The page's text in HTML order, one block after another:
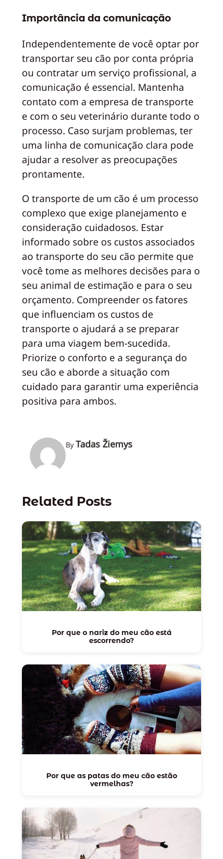
Importância da comunicação
Independentemente de você optar por
transportar seu cão por conta própria
ou contratar um serviço profissional, a
comunicação é essencial. Mantenha
contato com a empresa de transporte
e com o seu veterinário durante todo o
processo. Caso surjam problemas, ter
uma linha de comunicação clara pode
ajudar a resolver as preocupações
prontamente.
O transporte de um cão é um processo
complexo que exige planejamento e
consideração cuidadosos. Estar
informado sobre os custos associados
ao transporte do seu cão permite que
você tome as melhores decisões para o
seu animal de estimação e para o seu
orçamento. Compreender os fatores
que influenciam os custos de
transporte o ajudará a se preparar
para uma viagem bem-sucedida.
Priorize o conforto e a segurança do
seu cão e aborde a situação com
cuidado para garantir uma experiência
positiva para ambos.
By Tadas Žiemys
Related Posts
Por que o nariz do meu cão está
escorrendo?
Por que as patas do meu cão estão
vermelhas?